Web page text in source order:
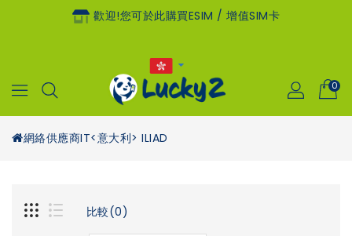
歡迎!您可於此購買eSIM / 增值SIM卡
0
網絡供應商IT<意大利> ILIAD
比較(0)